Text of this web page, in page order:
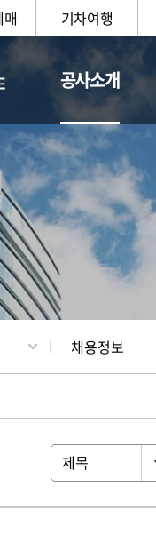
기차여행
공사소개
일반현황
채용정보